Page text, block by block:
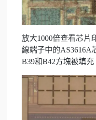
放大1000倍查看芯片
線端子中的AS3616A
B39和B42方塊被填充